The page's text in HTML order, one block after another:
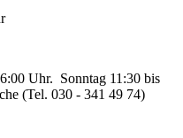
Uhr. Sonntag 11:30 bis
(Tel. 030 - 341 49 74)